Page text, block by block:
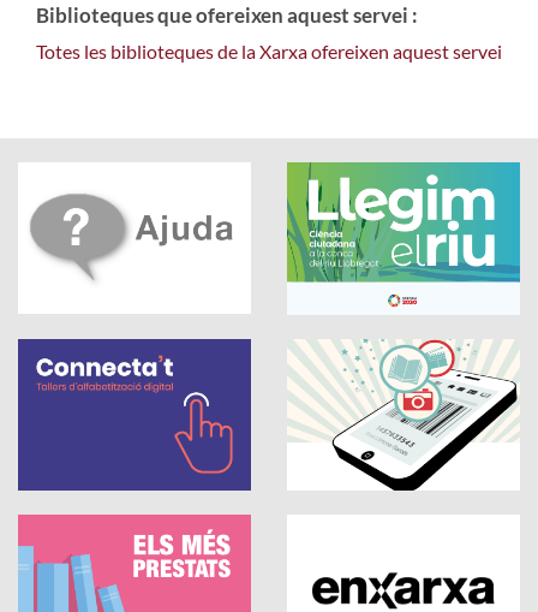
Biblioteques que ofereixen aquest servei :
Totes les biblioteques de la Xarxa ofereixen aquest servei